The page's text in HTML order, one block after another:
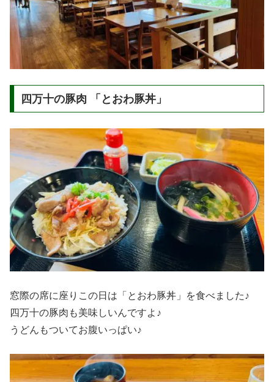
四万十の豚肉 「とおわ豚丼」
窓際の席に座りこの日は「とおわ豚丼」を食べました♪
四万十の豚肉も美味しいんですよ♪
うどんもついてお腹いっぱい♪